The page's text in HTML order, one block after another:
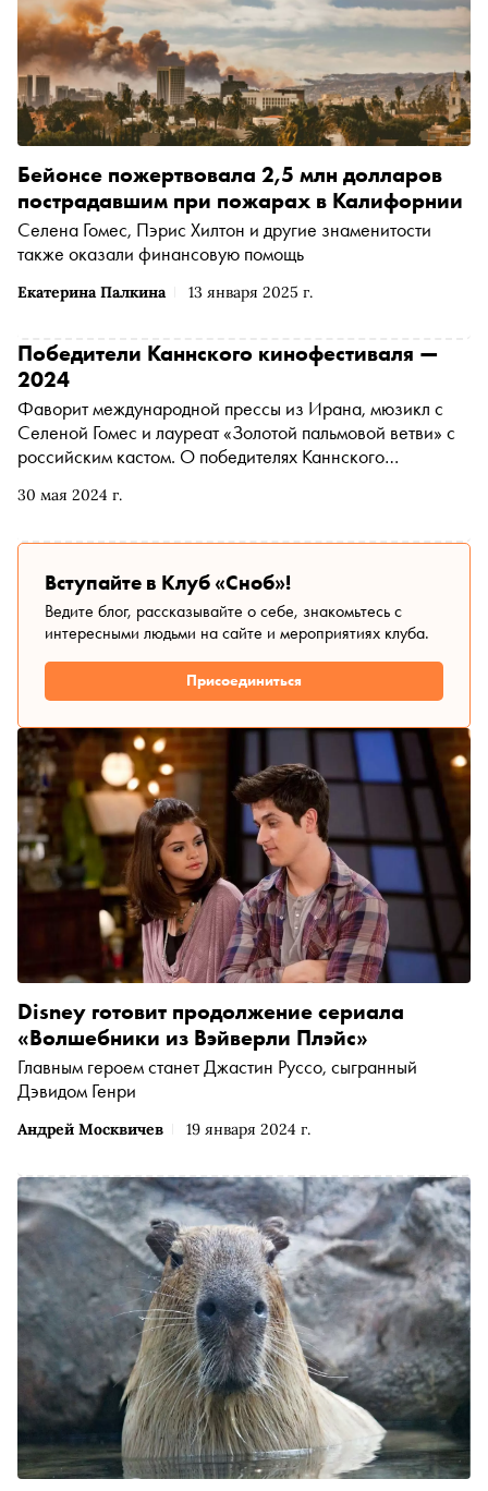
Екатерина Палкина 13 января 2025 г.
Бейонсе пожертвовала 2,5 млн долларов
пострадавшим при пожарах в Калифорнии
Селена Гомес, Пэрис Хилтон и другие знаменитости
также оказали финансовую помощь
30 мая 2024 г.
Победители Каннского кинофестиваля —
2024
Фаворит международной прессы из Ирана, мюзикл с
Селеной Гомес и лауреат «Золотой пальмовой ветви» с
российским кастом. О победителях Каннского
Вступайте в Клуб «Сноб»!
Ведите блог, рассказывайте о себе, знакомьтесь с
интересными людьми на сайте и мероприятиях клуба.
Присоединиться
Андрей Москвичев 19 января 2024 г.
Disney готовит продолжение сериала
«Волшебники из Вэйверли Плэйс»
Главным героем станет Джастин Руссо, сыгранный
Дэвидом Генри